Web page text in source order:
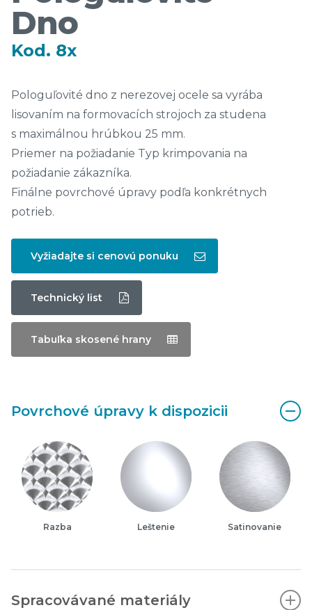
Dno
Kod. 8x
Pologuľovité dno z nerezovej ocele sa vyrába
lisovaním na formovacích strojoch za studena
s maximálnou hrúbkou 25 mm.
Priemer na požiadanie Typ krimpovania na
požiadanie zákazníka.
Finálne povrchové úpravy podľa konkrétnych
potrieb.
Vyžiadajte si cenovú ponuku
Technický list
Tabuľka skosené hrany
Povrchové úpravy k dispozicii
Razba Leštenie Satinovanie
Spracovávané materiály